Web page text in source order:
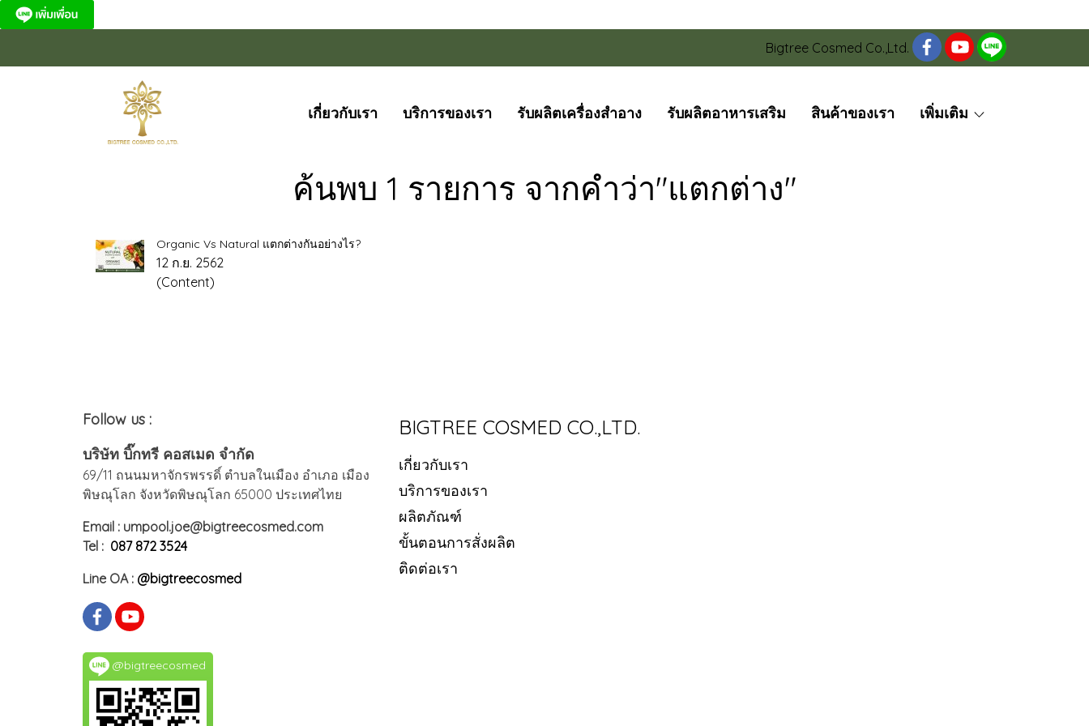
Bigtree Cosmed Co.,Ltd.
เกี่ยวกับเรา บริการของเรา รับผลิตเครื่องสำอาง รับผลิตอาหารเสริม สินค้าของเรา เพิ่มเติม
ค้นพบ 1 รายการ จากคำว่า"แตกต่าง"
Organic Vs Natural แตกต่างกันอย่างไร?
12 ก.ย. 2562
(Content)
Follow us :
บริษัท บิ๊กทรี คอสเมด จำกัด
69/11 ถนนมหาจักรพรรดิ์ ตำบลในเมือง อำเภอ เมือง
พิษณุโลก จังหวัดพิษณุโลก 65000 ประเทศไทย
Email : umpool.joe@bigtreecosmed.com
Tel : 087 872 3524
Line OA : @bigtreecosmed
@bigtreecosmed
BIGTREE COSMED CO.,LTD.
เกี่ยวกับเรา
บริการของเรา
ผลิตภัณฑ์
ขั้นตอนการสั่งผลิต
ติดต่อเรา